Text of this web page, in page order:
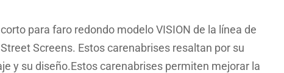
para faro redondo modelo VISION de la línea de
Screens. Estos carenabrises resaltan por su
y su diseño.Estos carenabrises permiten mejorar la